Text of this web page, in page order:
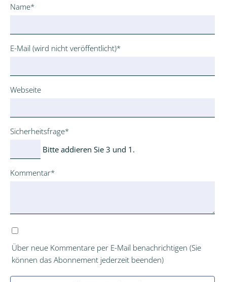
Pflichtfeld
Name*
Pflichtfeld
E-Mail (wird nicht veröffentlicht)*
Webseite
Pflichtfeld
Sicherheitsfrage*
Bitte addieren Sie 3 und 1.
Pflichtfeld
Kommentar*
Über neue Kommentare per E-Mail benachrichtigen (Sie
können das Abonnement jederzeit beenden)